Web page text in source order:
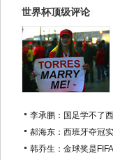
世界杯顶级评论
李承鹏：国足学不了
郝海东：西班牙夺冠
韩乔生：金球奖是